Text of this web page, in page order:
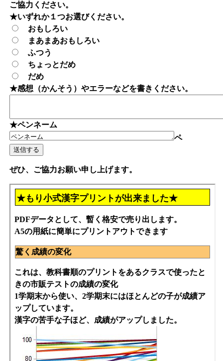
ご協力ください。
★いずれか１つお選びください。
おもしろい
まあまあおもしろい
ふつう
ちょっとだめ
だめ
★感想（かんそう）やエラーなどを書きください。
★ペンネーム
ペ
ぜひ、ご協力お願い申し上げます。